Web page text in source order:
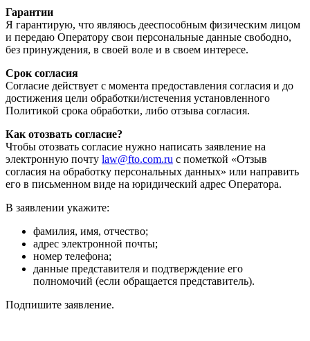
Гарантии
Я гарантирую, что являюсь дееспособным физическим лицом
и передаю Оператору свои персональные данные свободно,
без принуждения, в своей воле и в своем интересе.
Срок согласия
Согласие действует с момента предоставления согласия и до
достижения цели обработки/истечения установленного
Политикой срока обработки, либо отзыва согласия.
Как отозвать согласие?
Чтобы отозвать согласие нужно написать заявление на
электронную почту law@fto.com.ru с пометкой «Отзыв
согласия на обработку персональных данных» или направить
его в письменном виде на юридический адрес Оператора.
В заявлении укажите:
фамилия, имя, отчество;
адрес электронной почты;
номер телефона;
данные представителя и подтверждение его
полномочий (если обращается представитель).
Подпишите заявление.